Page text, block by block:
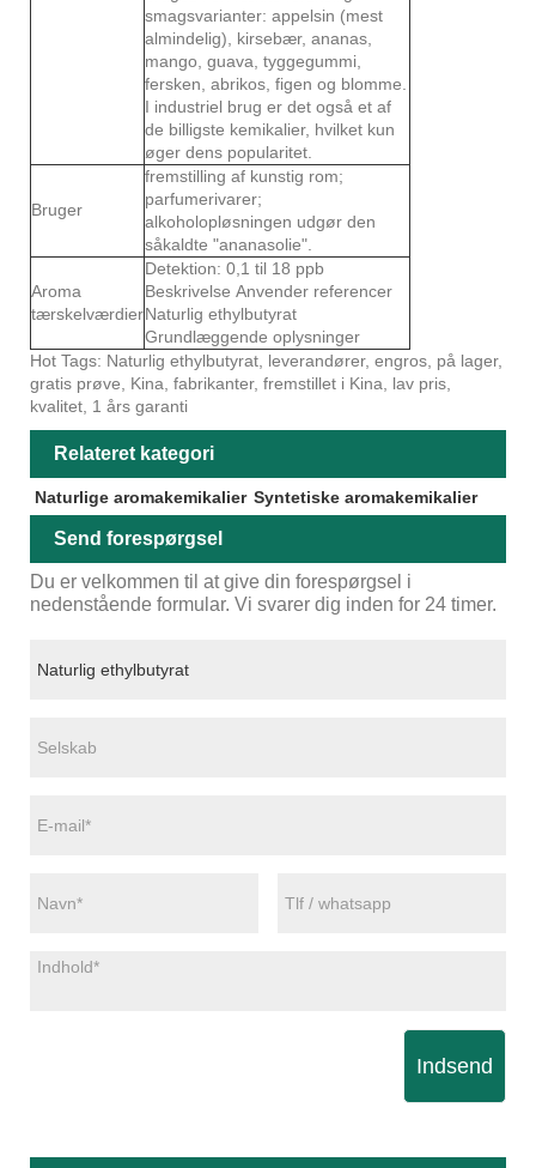
smagsvarianter: appelsin (mest
almindelig), kirsebær, ananas,
mango, guava, tyggegummi,
fersken, abrikos, figen og blomme.
I industriel brug er det også et af
de billigste kemikalier, hvilket kun
øger dens popularitet.
Bruger
fremstilling af kunstig rom;
parfumerivarer;
alkoholopløsningen udgør den
såkaldte "ananasolie".
Aroma
tærskelværdier
Detektion: 0,1 til 18 ppb
Beskrivelse Anvender referencer
Naturlig ethylbutyrat
Grundlæggende oplysninger
Hot Tags: Naturlig ethylbutyrat, leverandører, engros, på lager,
gratis prøve, Kina, fabrikanter, fremstillet i Kina, lav pris,
kvalitet, 1 års garanti
Relateret kategori
Naturlige aromakemikalier Syntetiske aromakemikalier
Send forespørgsel
Du er velkommen til at give din forespørgsel i
nedenstående formular. Vi svarer dig inden for 24 timer.
Indsend